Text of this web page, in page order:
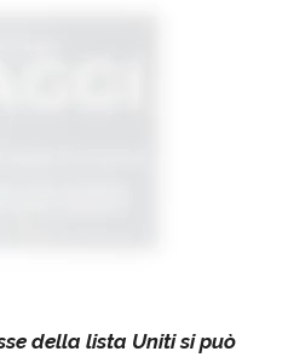
della lista Uniti si può